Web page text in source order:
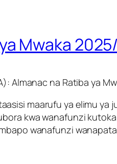
Mwaka
Almanac na Ratiba ya
maarufu ya elimu ya
kwa wanafunzi
wanafunzi